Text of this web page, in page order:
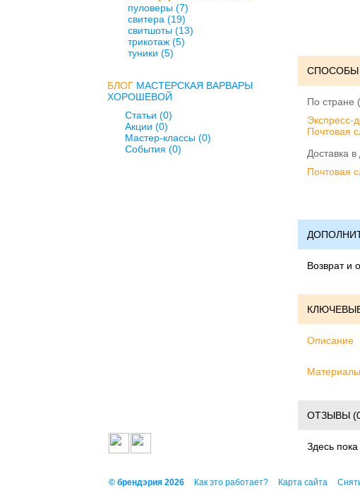
пуловеры (7)
свитера (19)
свитшоты (13)
трикотаж (5)
туники (5)
БЛОГ МАСТЕРСКАЯ ВАРВАРЫ
ХОРОШЕВОЙ
Статьи (0)
Акции (0)
Мастер-классы (0)
События (0)
СПОСОБЫ
По стране
Экспресс-
Почтовая
Доставка
Почтовая
Возврат и
Описание
Материалы
ОТЗЫВЫ
Здесь
© брендэрия 2026 Как это работает? Карта сайта